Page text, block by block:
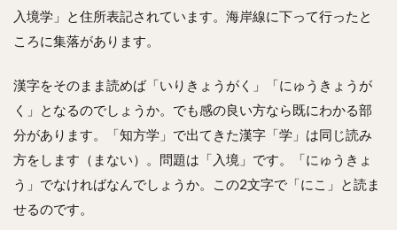
入境学」と住所表記されています。海岸線に下って行ったと
ころに集落があります。
漢字をそのまま読めば「いりきょうがく」「にゅうきょうが
く」となるのでしょうか。でも感の良い方なら既にわかる部
分があります。「知方学」で出てきた漢字「学」は同じ読み
方をします（まない）。問題は「入境」です。「にゅうきょ
う」でなければなんでしょうか。この2文字で「にこ」と読ま
せるのです。